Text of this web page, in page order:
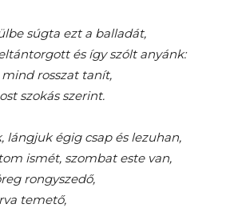
súgta ezt a balladát,
és így szólt anyánk:
rosszat tanít,
szokás szerint.
lángjuk égig csap és lezuhan,
ismét, szombat este van,
rongyszedő,
temető,